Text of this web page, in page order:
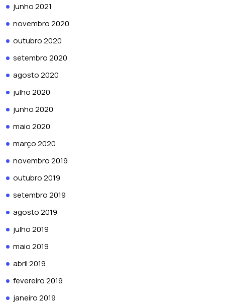
junho 2021
novembro 2020
outubro 2020
setembro 2020
agosto 2020
julho 2020
junho 2020
maio 2020
março 2020
novembro 2019
outubro 2019
setembro 2019
agosto 2019
julho 2019
maio 2019
abril 2019
fevereiro 2019
janeiro 2019